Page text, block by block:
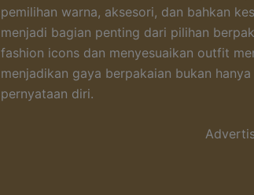
pemilihan warna, aksesori, dan bahkan
menjadi bagian penting dari pilihan
fashion icons dan menyesuaikan outfit
menjadikan gaya berpakaian bukan
pernyataan diri.